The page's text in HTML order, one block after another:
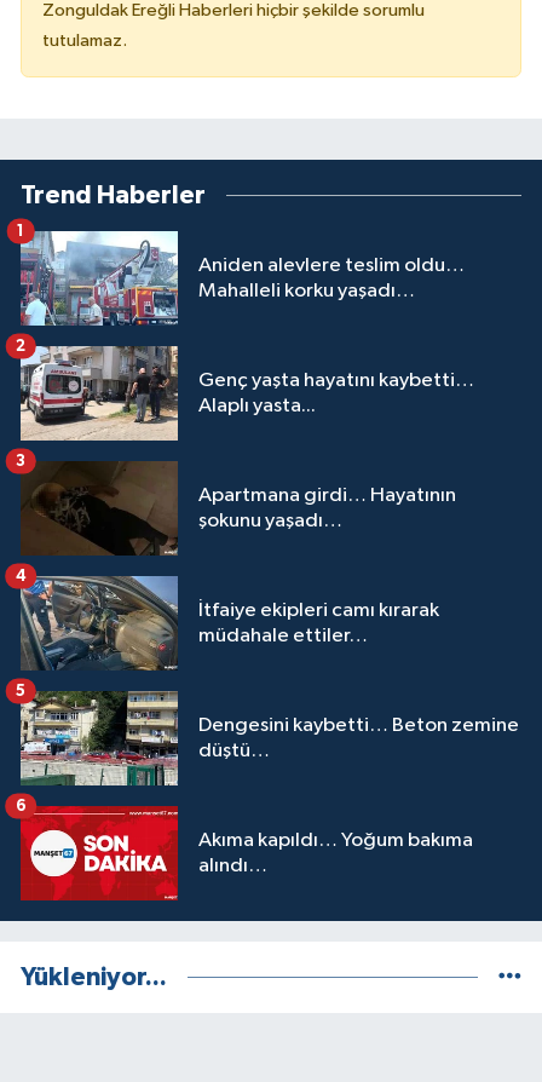
Zonguldak Ereğli Haberleri hiçbir şekilde sorumlu
tutulamaz.
Trend Haberler
Aniden alevlere teslim oldu…
Mahalleli korku yaşadı…
1
Genç yaşta hayatını kaybetti…
Alaplı yasta...
2
Apartmana girdi… Hayatının
şokunu yaşadı…
3
İtfaiye ekipleri camı kırarak
müdahale ettiler…
4
Dengesini kaybetti… Beton zemine
düştü…
5
Akıma kapıldı… Yoğum bakıma
alındı…
6
Yükleniyor...